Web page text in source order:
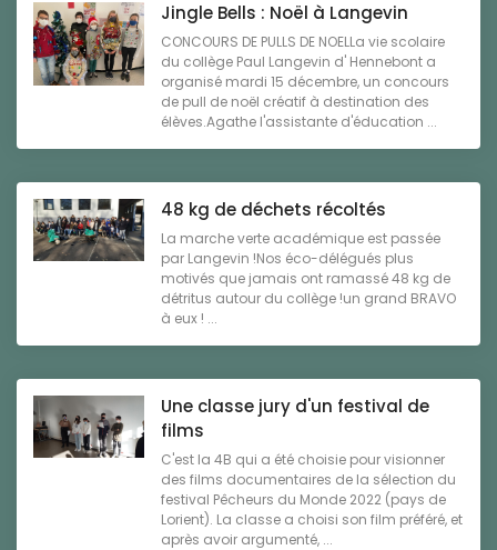
Jingle Bells : Noël à Langevin
CONCOURS DE PULLS DE NOELLa vie scolaire
du collège Paul Langevin d' Hennebont a
organisé mardi 15 décembre, un concours
de pull de noël créatif à destination des
élèves.Agathe l'assistante d'éducation ...
48 kg de déchets récoltés
La marche verte académique est passée
par Langevin !Nos éco-délégués plus
motivés que jamais ont ramassé 48 kg de
détritus autour du collège !un grand BRAVO
à eux ! ...
Une classe jury d'un festival de
films
C'est la 4B qui a été choisie pour visionner
des films documentaires de la sélection du
festival Pêcheurs du Monde 2022 (pays de
Lorient). La classe a choisi son film préféré, et
après avoir argumenté, ...